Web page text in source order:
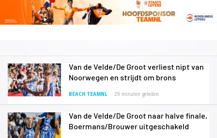
Van de Velde/De Groot verliest nipt van
Noorwegen en strijdt om brons
BEACH TEAMNL 29 minuten geleden
Van de Velde/De Groot naar halve finale,
Boermans/Brouwer uitgeschakeld